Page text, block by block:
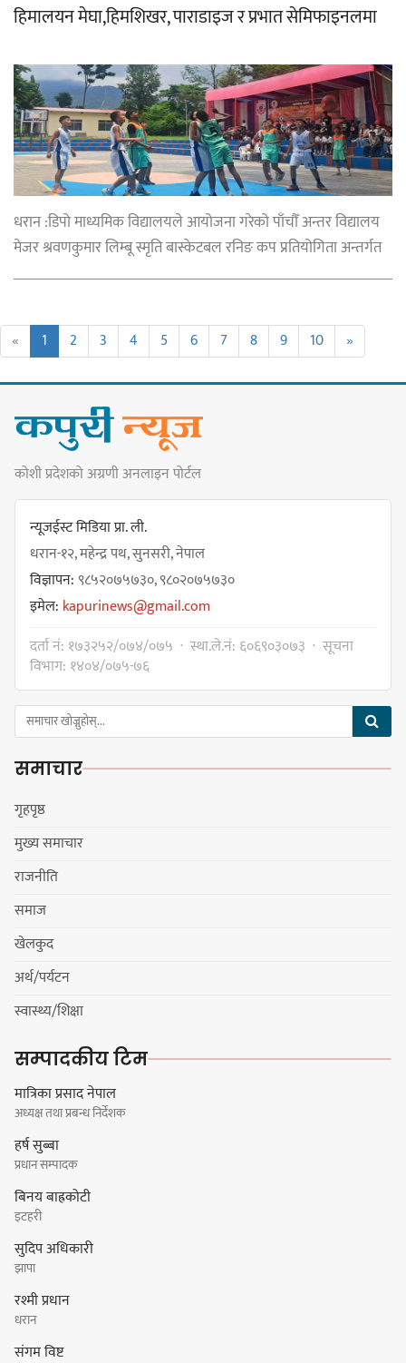
हिमालयन मेघा,हिमशिखर, पाराडाइज र प्रभात सेमिफाइनलमा
धरान :डिपो माध्यमिक विद्यालयले आयोजना गरेको पाँचौँ अन्तर विद्यालय
मेजर श्रवणकुमार लिम्बू स्मृति बास्केटबल रनिङ कप प्रतियोगिता अन्तर्गत
« 1 2 3 4 5 6 7 8 9 10 »
कोशी प्रदेशको अग्रणी अनलाइन पोर्टल
न्यूजईस्ट मिडिया प्रा. ली.
धरान-१२, महेन्द्र पथ, सुनसरी, नेपाल
विज्ञापन:९८५२०७५७३०, ९८०२०७५७३०
इमेल: kapurinews@gmail.com
दर्ता नं: १७३२५२/०७४/०७५ · स्था.ले.नं: ६०६९०३०७३ · सूचना
विभाग: १४०४/०७५-७६
समाचार
गृहपृष्ठ
मुख्य समाचार
राजनीति
समाज
खेलकुद
अर्थ/पर्यटन
स्वास्थ्य/शिक्षा
सम्पादकीय टिम
मात्रिका प्रसाद नेपाल
अध्यक्ष तथा प्रबन्ध निर्देशक
हर्ष सुब्बा
प्रधान सम्पादक
बिनय बाह्रकोटी
इटहरी
सुदिप अधिकारी
झापा
रश्मी प्रधान
धरान
संगम विष्ट